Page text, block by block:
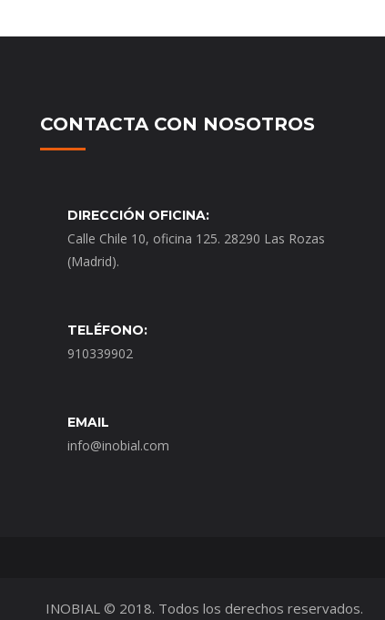
CONTACTA CON NOSOTROS
DIRECCIÓN OFICINA:
Calle Chile 10, oficina 125. 28290 Las Rozas
(Madrid).
TELÉFONO:
910339902
EMAIL
info@inobial.com
INOBIAL © 2018. Todos los derechos reservados.